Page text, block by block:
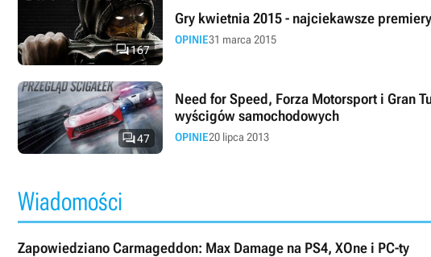
167
Gry kwietnia 2015 - najciekawsze
OPINIE31 marca 2015
47
Need for Speed, Forza Motorsport i Gran
wyścigów samochodowych
OPINIE20 lipca 2013
Wiadomości
Zapowiedziano Carmageddon: Max Damage na PS4, XOne i PC-ty